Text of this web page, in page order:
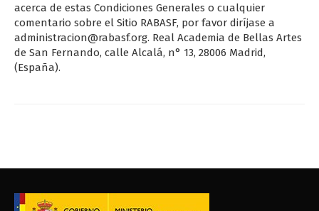
acerca de estas Condiciones Generales o cualquier
comentario sobre el Sitio RABASF, por favor diríjase a
administracion@rabasf.org. Real Academia de Bellas Artes
de San Fernando, calle Alcalá, n° 13, 28006 Madrid,
(España).